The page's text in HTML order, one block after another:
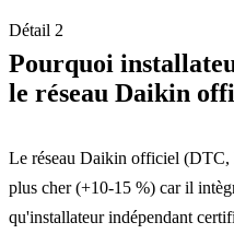
Détail 2
Pourquoi
le réseau Daikin
Le réseau Daikin officiel (DTC,
plus cher (+10-15 %) car il
qu'installateur indépendant